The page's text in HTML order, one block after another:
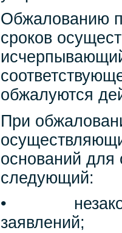
Обжалованию
сроков
обжалуются
При
оснований для
следующий:
•
заявлений;